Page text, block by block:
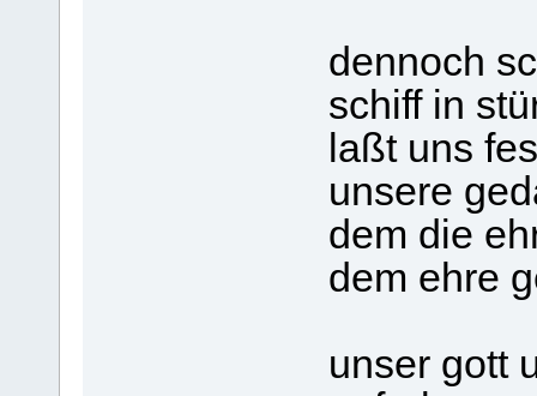
dennoch
schiff in
laßt uns
unsere
dem die
dem ehre
unser gott